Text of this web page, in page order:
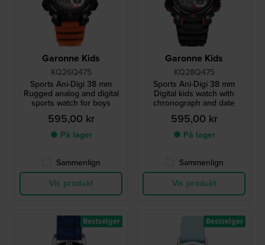
Garonne Kids
KQ26Q475
Sports Ani-Digi 38 mm
Rugged analog and digital
sports watch for boys
595,00 kr
● På lager
Sammenlign
Vis produkt
Garonne Kids
KQ28Q475
Sports Ani-Digi 38 mm
Digital kids watch with
chronograph and date
595,00 kr
● På lager
Sammenlign
Vis produkt
Bestselger Bestselger